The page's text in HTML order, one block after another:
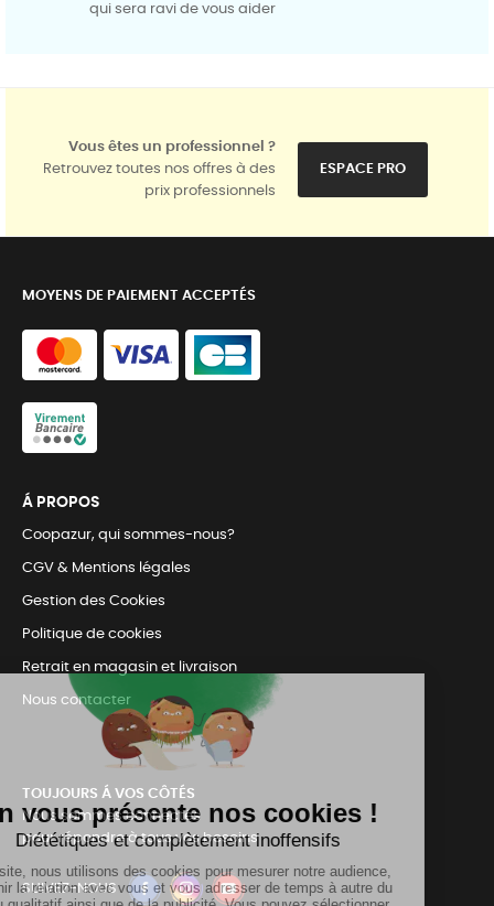
qui sera ravi de vous aider
Vous êtes un professionnel ?
Retrouvez toutes nos offres à des
prix professionnels
ESPACE PRO
MOYENS DE PAIEMENT ACCEPTÉS
Á PROPOS
Coopazur, qui sommes-nous?
CGV & Mentions légales
Gestion des Cookies
Politique de cookies
Retrait en magasin et livraison
Nous contacter
TOUJOURS Á VOS CÔTÉS
Nous sommes connectés
pour répondre à tous vos besoins
SUIVEZ-NOUS